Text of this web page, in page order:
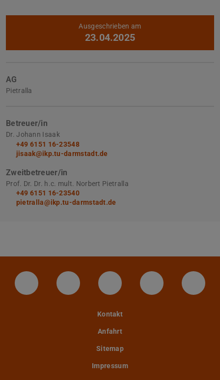
Ausgeschrieben am
23.04.2025
AG
Pietralla
Betreuer/in
Dr. Johann Isaak
+49 6151 16-23548
jisaak@ikp.tu-darmstadt.de
Zweitbetreuer/in
Prof. Dr. Dr. h.c. mult. Norbert Pietralla
+49 6151 16-23540
pietralla@ikp.tu-darmstadt.de
LinkedIn-Seite der TU Darmstadt
Instagram-Kanal der TU
Bluesky-Kanal der TU
Facebook-
Kontakt
Anfahrt
Sitemap
Impressum